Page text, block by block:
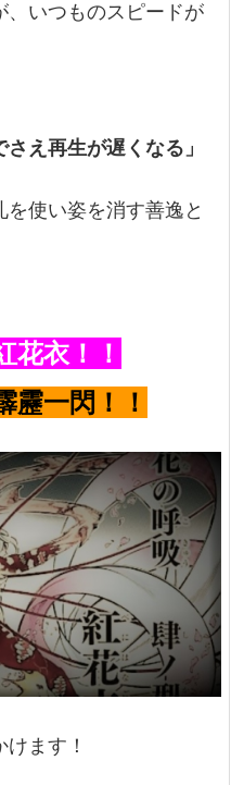
、いつものスピードが
え再生が遅くなる」
使い姿を消す善逸と
衣！！
一閃！！
ます！